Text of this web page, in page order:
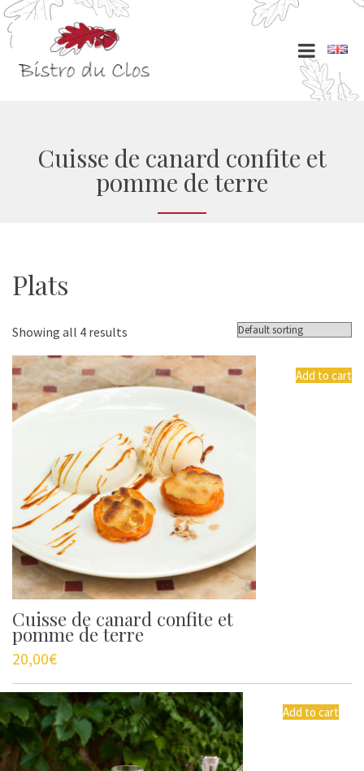
Cuisse de canard confite et
pomme de terre
Plats
Showing all 4 results
Cuisse de canard confite et
pomme de terre
20,00€
Add to cart
Add to cart